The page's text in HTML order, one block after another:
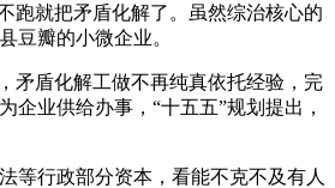
就把矛盾化解了。虽然综治核心的
豆瓣的小微企业。
盾化解工做不再纯真依托经验，完
业供给办事，“十五五”规划提出，
行政部分资本，看能不克不及有人